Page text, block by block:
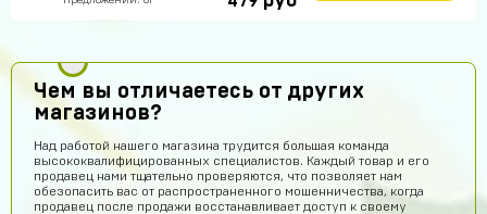
Чем вы отличаетесь от других
магазинов?
Над работой нашего магазина трудится большая команда
высококвалифицированных специалистов. Каждый товар и его
продавец нами тщательно проверяются, что позволяет нам
обезопасить вас от распространенного мошенничества, когда
продавец после продажи восстанавливает доступ к своему